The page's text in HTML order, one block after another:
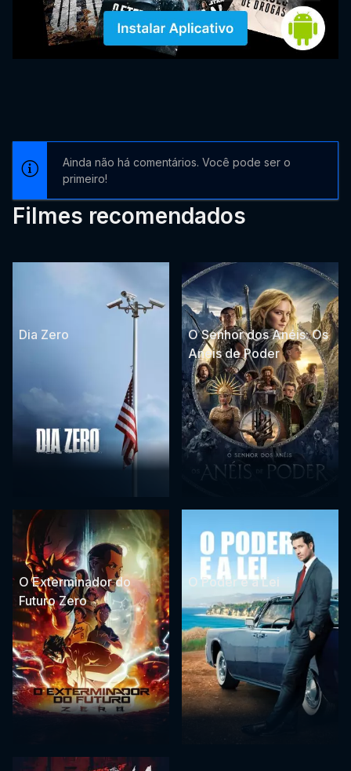
Ainda não há comentários. Você pode ser o
primeiro!
Filmes recomendados
Dia Zero
O Senhor dos Anéis: Os
Anéis de Poder
O Exterminador do
Futuro Zero
O Poder e a Lei